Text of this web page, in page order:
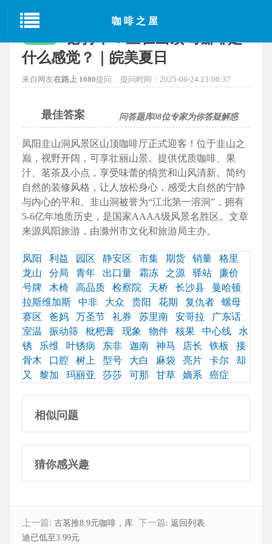
咖啡之屋
当前位置：
什么感觉？｜皖美夏日
来自网友在路上 1080提问 提问时间：2025-06-24 23:00:37
最佳答案 问答题库08位专家为你答疑解惑
凤阳韭山洞风景区山顶咖啡厅正式迎客！位于韭山之
巅，视野开阔，可享壮丽山景。提供优质咖啡、果
汁、茗茶及小点，享受味蕾的犒赏和山风清新。简约
自然的装修风格，让人放松身心，感受大自然的宁静
与内心的平和。韭山洞被誉为“江北第一溶洞”，拥有
5-6亿年地质历史，是国家AAAA级风景名胜区。文章
来源凤阳旅游，由滁州市文化和旅游局主办。
凤阳 利益 园区 静安区 市集 期货 销量
格里
龙山
分局 青年 出口量 霜冻 之源 驿站
廉价
号牌
木椅 高品质 检察院 天桥 长沙县
曼哈顿
拉斯维加斯
中非 大众 贵阳 花期 复仇者
螺母
赛区
爸妈 万圣节 礼券 苏里南 安哥拉
广东话
室温
振动筛 枇杷膏 现象 物件 核果 中心线
水
锈
乐维 叶锈病 东非 迦南 神马 店长 铁板
接
骨木
口腔 树上 型号 大白 麻袋 亮片 卡尔
却
又
黎加 玛丽亚 莎莎 可那 甘草 嫡系 癌症
相似问题
猜你感兴趣
上一篇: 古茗推8.9元咖啡，库
迪已低至3.99元
下一篇: 返回列表